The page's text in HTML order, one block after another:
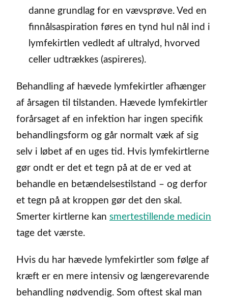
danne grundlag for en vævsprøve. Ved en
finnålsaspiration føres en tynd hul nål ind i
lymfekirtlen vedledt af ultralyd, hvorved
celler udtrækkes (aspireres).
Behandling af hævede lymfekirtler afhænger
af årsagen til tilstanden. Hævede lymfekirtler
forårsaget af en infektion har ingen specifik
behandlingsform og går normalt væk af sig
selv i løbet af en uges tid. Hvis lymfekirtlerne
gør ondt er det et tegn på at de er ved at
behandle en betændelsestilstand – og derfor
et tegn på at kroppen gør det den skal.
Smerter kirtlerne kan smertestillende medicin
tage det værste.
Hvis du har hævede lymfekirtler som følge af
kræft er en mere intensiv og længerevarende
behandling nødvendig. Som oftest skal man